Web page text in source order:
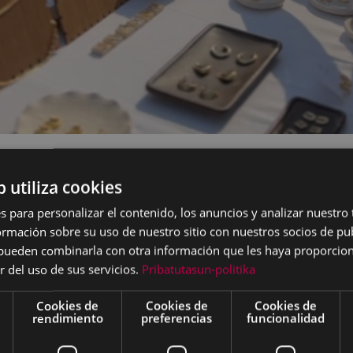
en horario de 10:00 a 20:00, con los
mayo, Eibar vivirá una jornada especial dedicada al
en la Calle”. Desde las 10:00 hasta las 20:00 horas, los
sus productos a la calle, creando un ambiente festivo y
de compra al aire libre
utiliza cookies
para personalizar el contenido, los anuncios y analizar nuestro
sobre su uso de nuestro sitio con nuestros socios de
combinarla con otra información que les haya
del uso de sus servicios. Pribatutasun-politika
Cookies de
rendimiento
Cookies de
preferencias
Cookies de
funcionalidad